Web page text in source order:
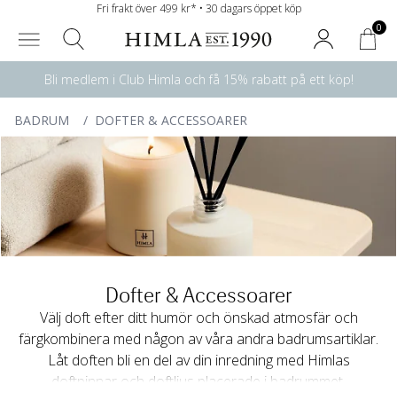
Fri frakt över 499 kr* • 30 dagars öppet köp
0
Bli medlem i Club Himla och få 15% rabatt på ett köp!
BADRUM / DOFTER & ACCESSOARER
Dofter & Accessoarer
Välj doft efter ditt humör och önskad atmosfär och
färgkombinera med någon av våra andra badrumsartiklar.
Låt doften bli en del av din inredning med Himlas
doftpinnar och doftljus placerade i badrummet,